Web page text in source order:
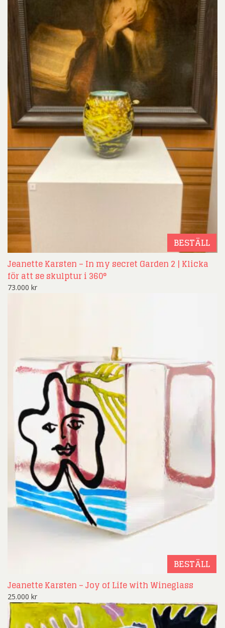
BESTÄLL
Jeanette Karsten – In my secret Garden 2 | Klicka
för att se skulptur i 360°
73.000 kr
BESTÄLL
Jeanette Karsten – Joy of Life with Wineglass
25.000 kr